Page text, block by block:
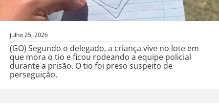
julho 25, 2026
(GO) Segundo o delegado, a criança vive no lote em
que mora o tio e ficou rodeando a equipe policial
durante a prisão. O tio foi preso suspeito de
perseguição,